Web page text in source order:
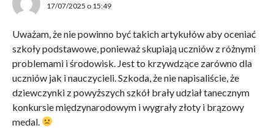
17/07/2025 o 15:49
Uważam, że nie powinno być takich artykułów aby oceniać
szkoły podstawowe, ponieważ skupiają uczniów z różnymi
problemami i środowisk. Jest to krzywdzące zarówno dla
uczniów jak i nauczycieli. Szkoda, że nie napisaliście, że
dziewczynki z powyższych szkół brały udział tanecznym
konkursie międzynarodowym i wygrały złoty i brązowy
medal.